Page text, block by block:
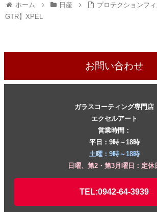
ホーム 日産
プロテクションフ
GTR】XPEL
お問い合わせ
ガラスコーティング専門店
エクセルアート
営業時間：
平日：9時～18時
土曜：9時～18時
日曜、第2・第3月曜日：定休
TEL:0942-64-3939